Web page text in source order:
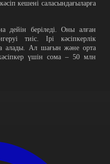
кешені саласындағыларға
дейін беріледі. Оны алған
тиіс. Ірі кәсіпкерлік
алады. Ал шағын және орта
үшін сома – 50 млн